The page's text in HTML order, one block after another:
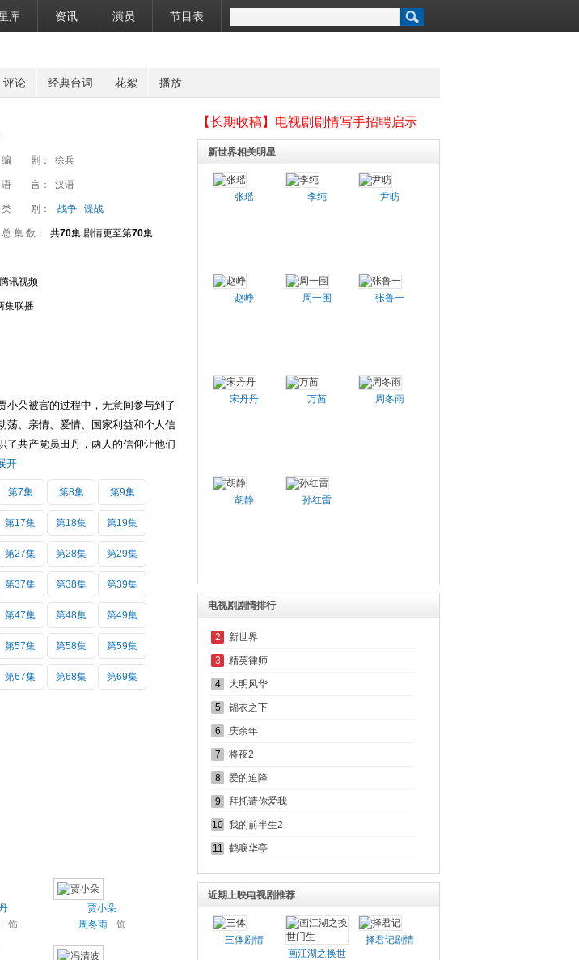
库 资讯 演员 节目表
评论 经典台词 花絮 播放
编 剧： 徐兵
语 言： 汉语
类 别： 战争 谍战
总 集 数： 共70集 剧情更至第70集
讯视频
集联播
小朵被害的过程中，无意间参与到了
荡、亲情、爱情、国家利益和个人信
了共产党员田丹，两人的信仰让他们
开
第7集 第8集 第9集
第17集 第18集 第19集
第27集 第28集 第29集
第37集 第38集 第39集
第47集 第48集 第49集
第57集 第58集 第59集
第67集 第68集 第69集
饰
贾小朵
周冬雨
饰
【长期收稿】电视剧剧情写手招聘启示
新世界相关明星
张瑶 李纯 尹昉
赵峥 周一围 张鲁一
宋丹丹 万茜 周冬雨
胡静 孙红雷
电视剧剧情排行
2 新世界
3 精英律师
4 大明风华
5 锦衣之下
6 庆余年
7 将夜2
8 爱的迫降
9 拜托请你爱我
10 我的前半生2
11 鹤唳华亭
近期上映电视剧推荐
三体剧情
画江湖之换世
择君记剧情